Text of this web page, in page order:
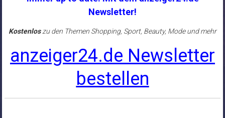
Newsletter!
Kostenloszu den Themen Shopping, Sport, Beauty, Mode und mehr
anzeiger24.de Newsletter
bestellen